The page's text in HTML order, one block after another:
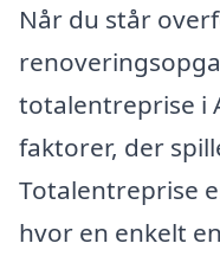
Når du står
totalentreprise i
faktorer, der
Totalentreprise
hvor en enkelt